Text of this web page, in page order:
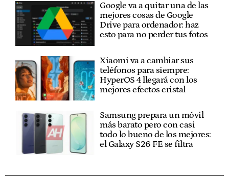
Google va a quitar una de las
mejores cosas de Google
Drive para ordenador: haz
esto para no perder tus fotos
Xiaomi va a cambiar sus
teléfonos para siempre:
HyperOS 4 llegará con los
mejores efectos cristal
Samsung prepara un móvil
más barato pero con casi
todo lo bueno de los mejores:
el Galaxy S26 FE se filtra